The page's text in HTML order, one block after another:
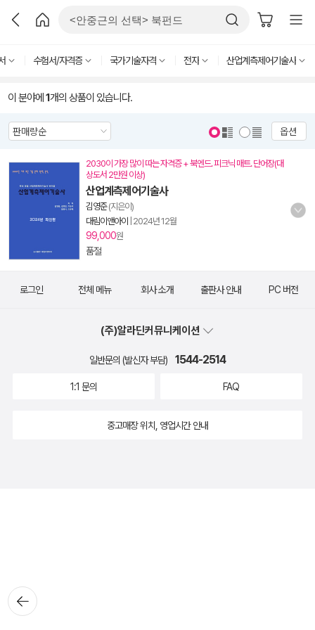
수험서/자격증 국가기술자격 전자 산업계측제어기술사
이 분야에 1개의 상품이 있습니다.
옵션
2030이 가장 많이 따는 자격증 + 북엔드. 피크닉 매트. 단어장(대
상도서 2만원 이상)
산업계측제어기술사
김영준(지은이)
대림이앤아이
2024년 12월
99,000원
품절
뒤로가
기
로그인 전체 메뉴 회사 소개 출판사 안내 PC 버전
(주)알라딘커뮤니케이션
일반문의 (발신자 부담) 1544-2514
1:1 문의 FAQ
중고매장 위치, 영업시간 안내